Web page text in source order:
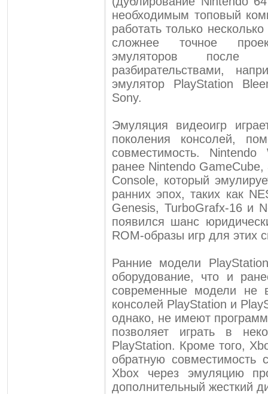
необходимым топовый
работать только
сложнее точное
эмуляторов
разбирательствами,
эмулятор PlayStation
Sony.
Эмуляция видеоигр
поколения консолей,
совместимость.
ранее Nintendo
Console, который
ранних эпох, таких как
Genesis, TurboGrafx-16 и
появился шанс
ROM-образы игр для этих
Ранние модели
оборудование, что и
современные модели не
консолей PlayStation и
однако, не имеют
позволяет играть в
PlayStation. Кроме того,
обратную совместимость
Xbox через эмуляцию
дополнительный жесткий